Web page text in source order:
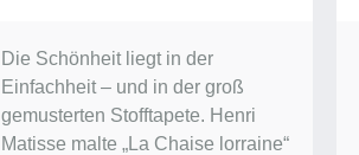
Die Schönheit liegt in der
Einfachheit – und in der groß
gemusterten Stofftapete. Henri
Matisse malte „La Chaise lorraine“